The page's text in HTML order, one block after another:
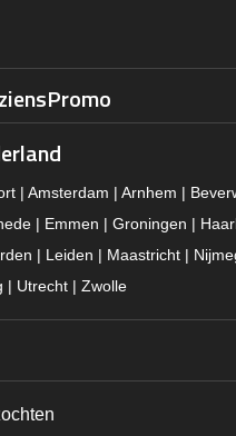
| Amsterdam | Arnhem |
| Emmen | Groningen |
| Leiden | Maastricht |
| Utrecht | Zwolle